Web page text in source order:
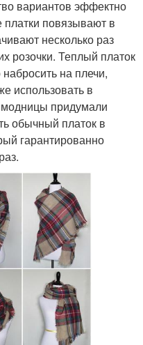
вариантов эффектно
платки повязывают в
несколько раз
розочки. Теплый платок
на плечи,
использовать в
придумали
обычный платок в
гарантированно